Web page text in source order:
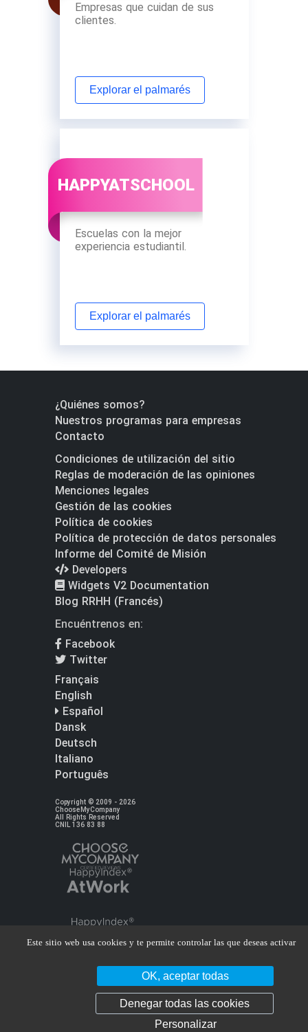
Empresas que cuidan de sus
clientes.
Explorar el palmarés
HAPPYATSCHOOL
Escuelas con la mejor
experiencia estudiantil.
Explorar el palmarés
¿Quiénes somos?
Nuestros programas para empresas
Contacto
Condiciones de utilización del sitio
Reglas de moderación de las opiniones
Menciones legales
Gestión de las cookies
Política de cookies
Política de protección de datos personales
Informe del Comité de Misión
Developers
Widgets V2 Documentation
Blog RRHH (Francés)
Encuéntrenos en:
Facebook
Twitter
Français
English
Español
Dansk
Deutsch
Italiano
Português
Copyright © 2009 - 2026
ChooseMyCompany
All Rights Reserved
CNIL 136 83 88
Este sitio web usa cookies y te permite controlar las que deseas activar
OK, aceptar todas
Denegar todas las cookies
Personalizar